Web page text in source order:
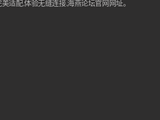
适配,体验无缝连接,海燕论坛官网网址。